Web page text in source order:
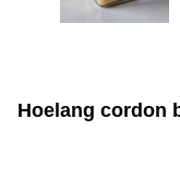
Hoelang cordon